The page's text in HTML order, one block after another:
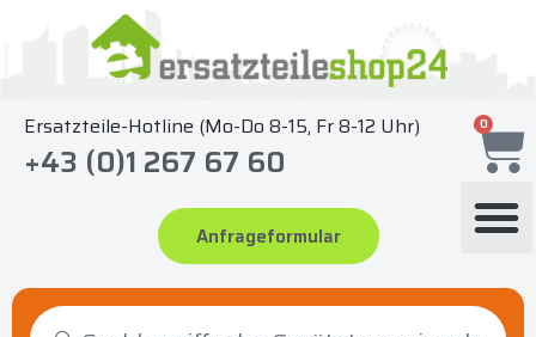
springen
Ersatzteile-Hotline (Mo-Do 8-15, Fr 8-12 Uhr)
+43 (0)1 267 67 60
Anfrageformular
0